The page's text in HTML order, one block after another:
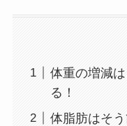
体重の増減
る！
体脂肪はそ